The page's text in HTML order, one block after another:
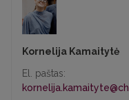
Kornelija Kamaitytė
El. paštas: